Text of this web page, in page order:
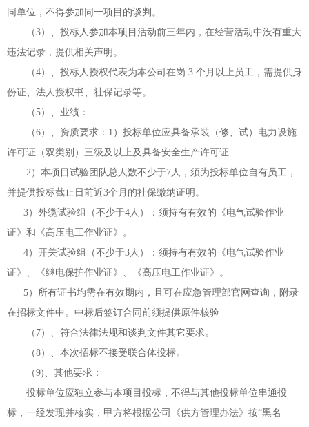
同单位，不得参加同一项目的谈判。
（3）、投标人参加本项目活动前三年内，在经营活动中没有重大
违法记录，提供相关声明。
（4）、投标人授权代表为本公司在岗 3 个月以上员工，需提供身
份证、法人授权书、社保记录等。
（5）、业绩：
（6）、资质要求： 1）投标单位应具备承装（修、试）电力设施
许可证（双类别）三级及以上及具备安全生产许可证
2）本项目试验团队总人数不少于7人，须为投标单位自有员工，
并提供投标截止日前近3个月的社保缴纳证明。
3）外缆试验组（不少于4人）：须持有有效的《电气试验作业
证》和《高压电工作业证》。
4）开关试验组（不少于3人）：须持有有效的《电气试验作业
证》、《继电保护作业证》、《高压电工作业证》。
5）所有证书均需在有效期内，且可在应急管理部官网查询，附录
在招标文件中。中标后签订合同前须提供原件核验
（ 7）、符合法律法规和谈判文件其它要求。
（8）、本次招标不接受联合体投标。
（9)、其他要求：
投标单位应独立参与本项目投标，不得与其他投标单位串通投
标，一经发现并核实，甲方将根据公司《供方管理办法》按“黑名